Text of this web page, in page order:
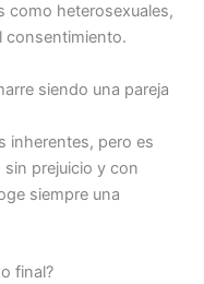
como heterosexuales,
consentimiento.
siendo una pareja
inherentes, pero es
sin prejuicio y con
siempre una
final?